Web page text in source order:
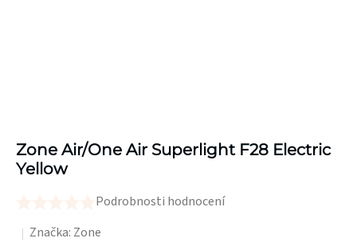
Zone Air/One Air Superlight F28 Electric
Yellow
hodnocení
Podrobnosti hodnocení
Značka: Zone